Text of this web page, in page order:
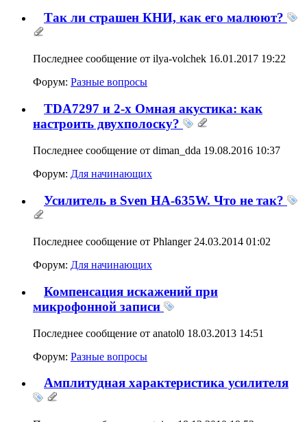
Так ли страшен КНИ, как его малюют?
Последнее сообщение от ilya-volchek 16.01.2017 19:22
Форум: Разные вопросы
TDA7297 и 2-х Омная акустика: как
настроить двухполоску?
Последнее сообщение от diman_dda 19.08.2016 10:37
Форум: Для начинающих
Усилитель в Sven HA-635W. Что не так?
Последнее сообщение от Phlanger 24.03.2014 01:02
Форум: Для начинающих
Компенсация искажений при
микрофонной записи
Последнее сообщение от anatol0 18.03.2013 14:51
Форум: Разные вопросы
Амплитудная характеристика усилителя